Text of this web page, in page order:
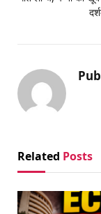
Related Posts